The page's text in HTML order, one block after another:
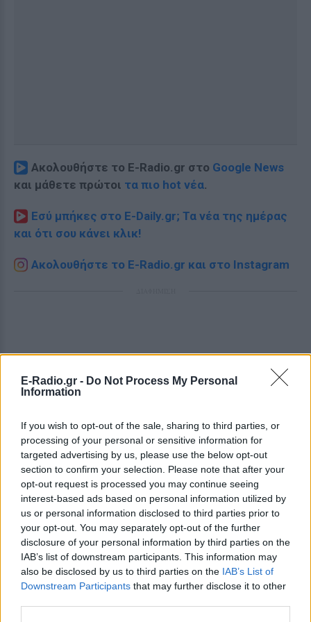
E-Radio.gr - Do Not Process My Personal
Information
If you wish to opt-out of the sale, sharing to third parties, or
processing of your personal or sensitive information for
targeted advertising by us, please use the below opt-out
section to confirm your selection. Please note that after your
opt-out request is processed you may continue seeing
interest-based ads based on personal information utilized by
us or personal information disclosed to third parties prior to
your opt-out. You may separately opt-out of the further
disclosure of your personal information by third parties on the
IAB’s list of downstream participants. This information may
also be disclosed by us to third parties on the IAB’s List of
Downstream Participants that may further disclose it to other
Ακολουθήστε το E-Radio.gr στο Google News
και μάθετε πρώτοι τα πιο hot νέα.
Εσύ μπήκες στο E-Daily.gr; Τα νέα της ημέρας
και ότι σου κάνει κλικ!
Ακολουθήστε το E-Radio.gr και στο Instagram